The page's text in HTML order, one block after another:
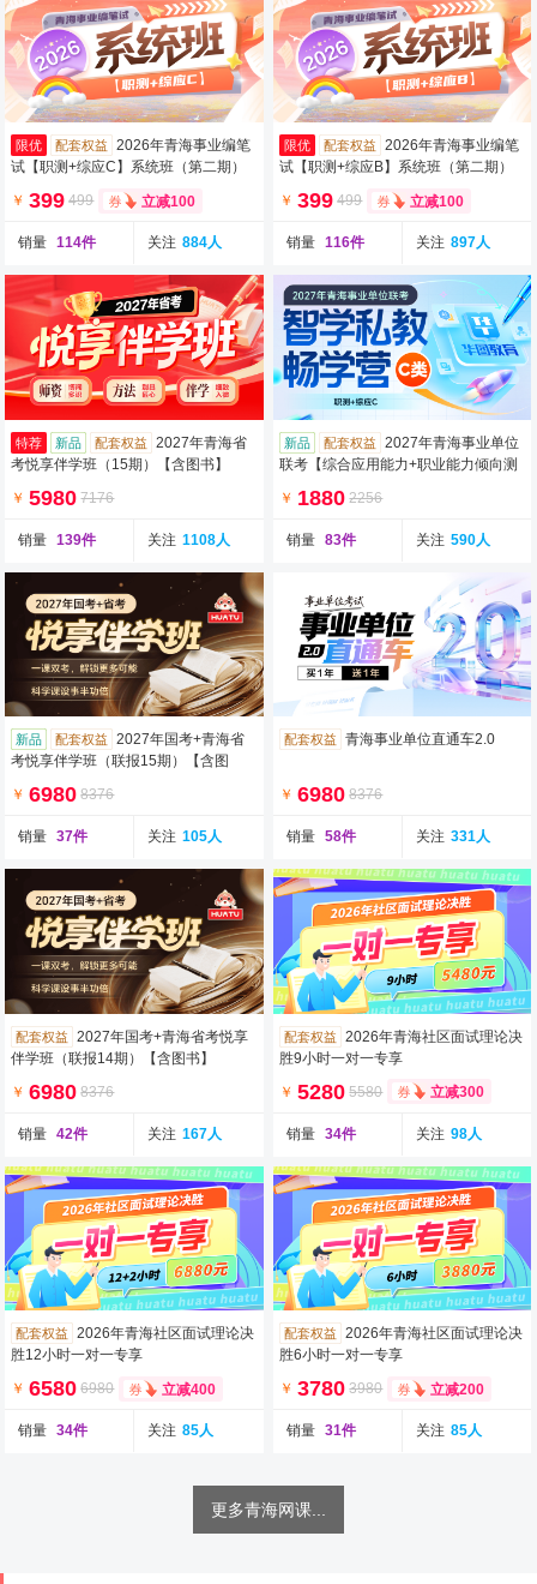
限优 配套权益
2026年青海事业编笔
试【职测+综应C】系统班（第二期）
￥ 399 499 立减100
销量 114件 关注 884人
限优 配套权益
2026年青海事业编笔
试【职测+综应B】系统班（第二期）
￥ 399 499 立减100
销量 116件 关注 897人
特荐 新品 配套权益
2027年青海省
考悦享伴学班（15期）【含图书】
￥ 5980 7176
销量 139件 关注 1108人
新品 配套权益
2027年青海事业单位
联考【综合应用能力+职业能力倾向测
￥ 1880 2256
销量 83件 关注 590人
新品 配套权益
2027年国考+青海省
考悦享伴学班（联报15期）【含图
￥ 6980 8376
销量 37件 关注 105人
配套权益 青海事业单位直通车2.0
￥ 6980 8376
销量 58件 关注 331人
配套权益
2027年国考+青海省考悦享
伴学班（联报14期）【含图书】
￥ 6980 8376
销量 42件 关注 167人
配套权益
2026年青海社区面试理论决
胜9小时一对一专享
￥ 5280 5580 立减300
销量 34件 关注 98人
配套权益
2026年青海社区面试理论决
胜12小时一对一专享
￥ 6580 6980 立减400
销量 34件 关注 85人
配套权益
2026年青海社区面试理论决
胜6小时一对一专享
￥ 3780 3980 立减200
销量 31件 关注 85人
更多青海网课...